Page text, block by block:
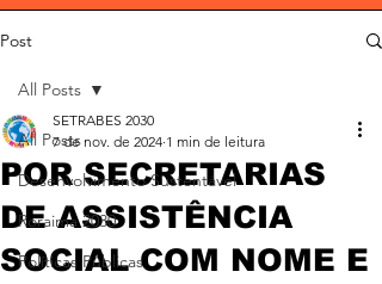
Post
All Posts
Desenvolvimento Sustentável
Roraima 2030
Políticas Públicas
All Posts
POR SECRETARIAS
DE ASSISTÊNCIA
SOCIAL COM NOME E
SETRABES 2030
7 de nov. de 2024 1 min de leitura